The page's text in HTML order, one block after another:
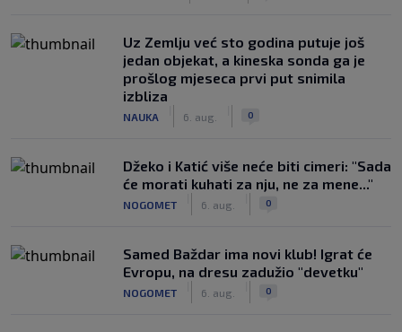
Uz Zemlju već sto godina putuje još
jedan objekat, a kineska sonda ga je
prošlog mjeseca prvi put snimila
izbliza
NAUKA 6. aug. 0
Džeko i Katić više neće biti cimeri: "Sada
će morati kuhati za nju, ne za mene..."
NOGOMET 6. aug. 0
Samed Baždar ima novi klub! Igrat će
Evropu, na dresu zadužio "devetku"
NOGOMET 6. aug. 0